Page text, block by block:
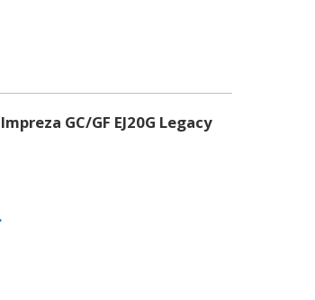
GC/GF EJ20G Legacy